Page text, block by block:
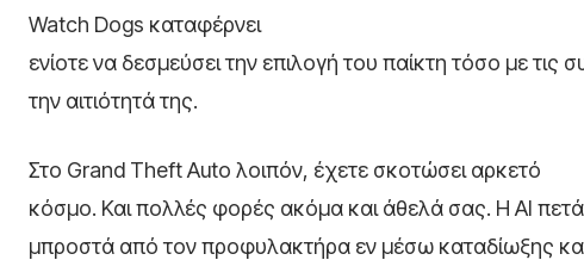
Watch Dogs καταφέρνει
ενίοτε να δεσμεύσει την επιλογή του παίκτη τόσο με τις
την αιτιότητά της.
Στο Grand Theft Auto λοιπόν, έχετε σκοτώσει αρκετό
κόσμο. Και πολλές φορές ακόμα και άθελά σας. Η AI
μπροστά από τον προφυλακτήρα εν μέσω καταδίωξης